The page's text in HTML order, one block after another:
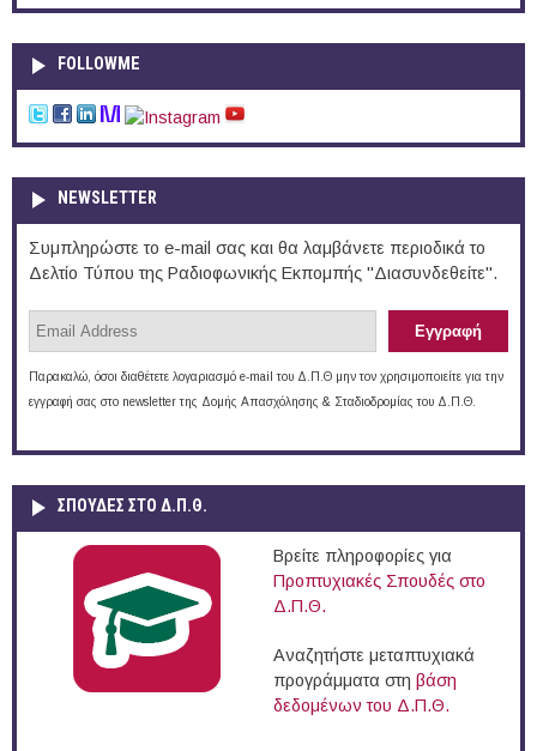
FOLLOWME
NEWSLETTER
Συμπληρώστε το e-mail σας και θα λαμβάνετε περιοδικά το
Δελτίο Τύπου της Ραδιοφωνικής Εκπομπής "Διασυνδεθείτε".
Παρακαλώ, όσοι διαθέτετε λογαριασμό e-mail του Δ.Π.Θ μην τον χρησιμοποιείτε για την
εγγραφή σας στο newsletter της Δομής Απασχόλησης & Σταδιοδρομίας του Δ.Π.Θ.
ΣΠΟΥΔΈΣ ΣΤΟ Δ.Π.Θ.
Βρείτε πληροφορίες για
Προπτυχιακές Σπουδές στο
Δ.Π.Θ.
Αναζητήστε μεταπτυχιακά
προγράμματα στη βάση
δεδομένων του Δ.Π.Θ.